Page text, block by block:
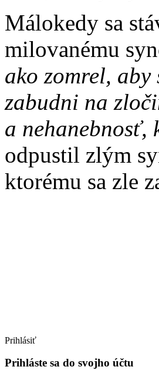
Málokedy sa
milovanému
ako zomrel,
zabudni na
a nehanebnosť,
odpustil zlým
ktorému sa zle
Prihlásiť
Prihláste sa do svojho účtu